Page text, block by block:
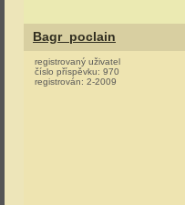
Bagr_poclain
registrovaný uživatel
číslo příspěvku: 970
registrován: 2-2009